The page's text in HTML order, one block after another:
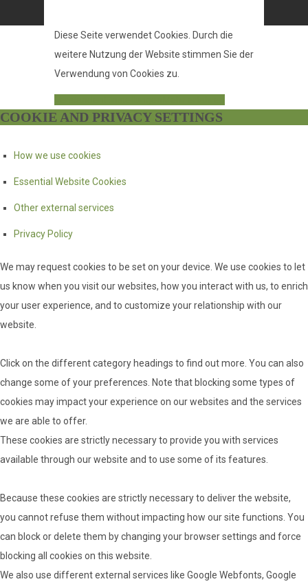
Diese Seite verwendet Cookies. Durch die
weitere Nutzung der Website stimmen Sie der
Verwendung von Cookies zu.
COOKIE AND PRIVACY SETTINGS
How we use cookies
Essential Website Cookies
Other external services
Privacy Policy
We may request cookies to be set on your device. We use cookies to let
us know when you visit our websites, how you interact with us, to enrich
your user experience, and to customize your relationship with our
website.
Click on the different category headings to find out more. You can also
change some of your preferences. Note that blocking some types of
cookies may impact your experience on our websites and the services
we are able to offer.
These cookies are strictly necessary to provide you with services
available through our website and to use some of its features.
Because these cookies are strictly necessary to deliver the website,
you cannot refuse them without impacting how our site functions. You
can block or delete them by changing your browser settings and force
blocking all cookies on this website.
We also use different external services like Google Webfonts, Google